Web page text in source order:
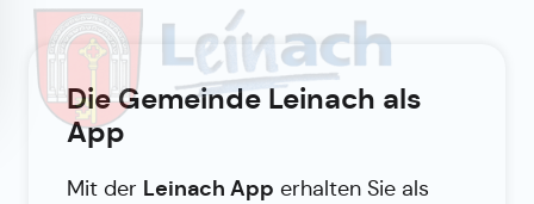
Die Gemeinde Leinach als
App
Mit der Leinach App erhalten Sie als